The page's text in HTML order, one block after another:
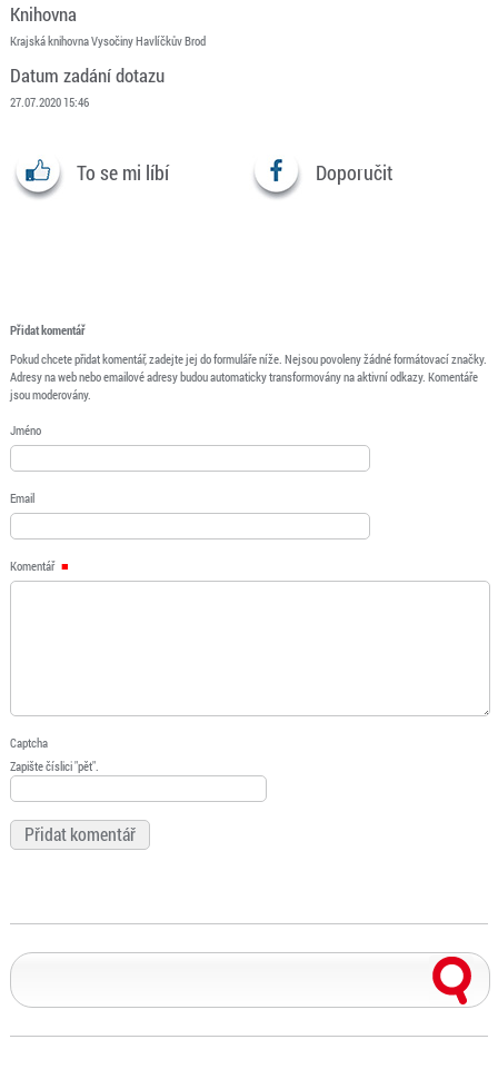
Knihovna
Krajská knihovna Vysočiny Havlíčkův Brod
Datum zadání dotazu
27.07.2020 15:46
To se mi líbí Doporučit
Přidat komentář
Pokud chcete přidat komentář, zadejte jej do formuláře níže. Nejsou povoleny žádné formátovací značky.
Adresy na web nebo emailové adresy budou automaticky transformovány na aktivní odkazy. Komentáře
jsou moderovány.
Jméno
Email
Komentář
Captcha
Zapište číslici "pět".